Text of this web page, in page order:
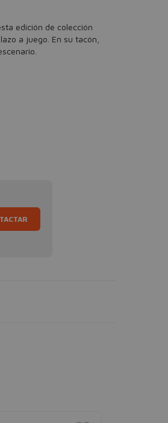
edición de colección
a juego. En su tacón,